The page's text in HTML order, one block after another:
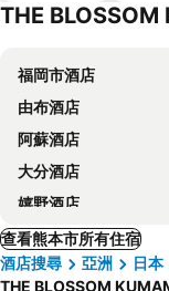
THE
福岡市酒店
由布酒店
阿蘇酒店
大分酒店
嬉野酒店
查看熊本市所有住宿
酒店搜尋
亞洲 日本
THE BLOSSOM